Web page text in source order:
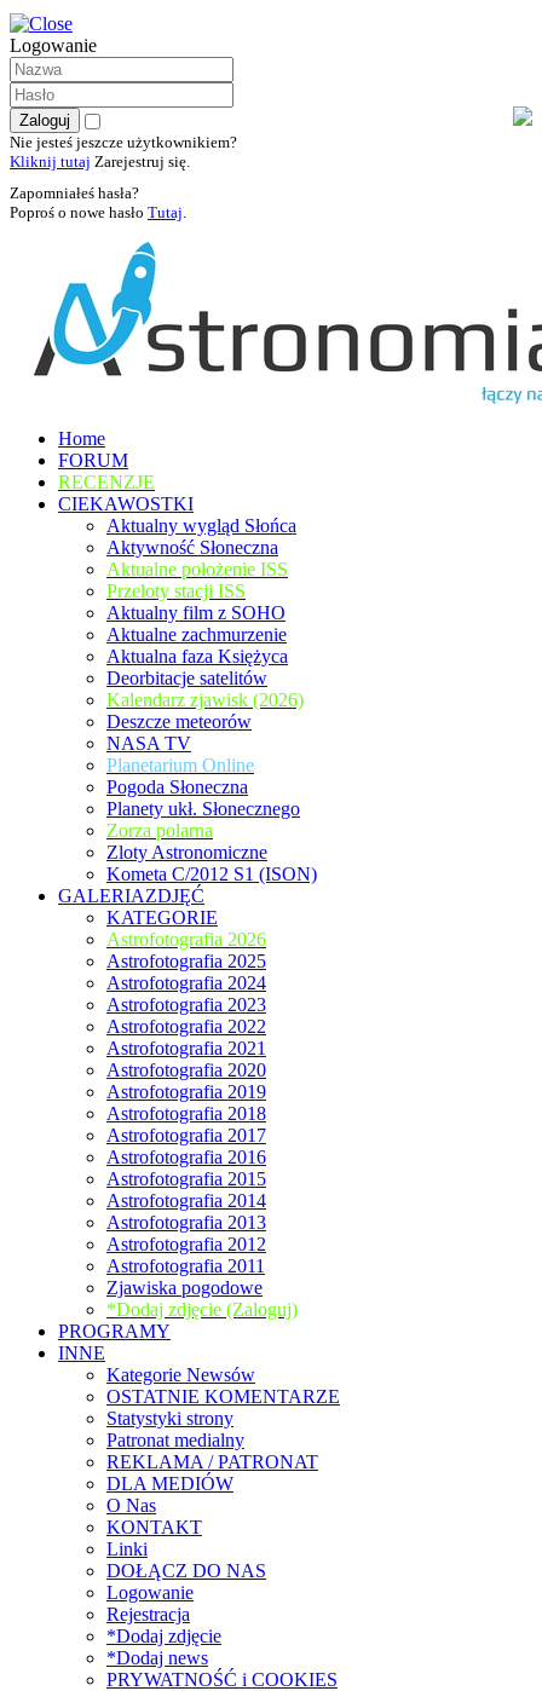
Logowanie
Nie jesteś jeszcze użytkownikiem?
Kliknij tutaj Zarejestruj się.
Zapomniałeś hasła?
Poproś o nowe hasło Tutaj.
Home
FORUM
RECENZJE
CIEKAWOSTKI
Aktualny wygląd Słońca
Aktywność Słoneczna
Aktualne położenie ISS
Przeloty stacji ISS
Aktualny film z SOHO
Aktualne zachmurzenie
Aktualna faza Księżyca
Deorbitacje satelitów
Kalendarz zjawisk (2026)
Deszcze meteorów
NASA TV
Planetarium Online
Pogoda Słoneczna
Planety ukł. Słonecznego
Zorza polarna
Zloty Astronomiczne
Kometa C/2012 S1 (ISON)
GALERIAZDJĘĆ
KATEGORIE
Astrofotografia 2026
Astrofotografia 2025
Astrofotografia 2024
Astrofotografia 2023
Astrofotografia 2022
Astrofotografia 2021
Astrofotografia 2020
Astrofotografia 2019
Astrofotografia 2018
Astrofotografia 2017
Astrofotografia 2016
Astrofotografia 2015
Astrofotografia 2014
Astrofotografia 2013
Astrofotografia 2012
Astrofotografia 2011
Zjawiska pogodowe
*Dodaj zdjęcie (Zaloguj)
PROGRAMY
INNE
Kategorie Newsów
OSTATNIE KOMENTARZE
Statystyki strony
Patronat medialny
REKLAMA / PATRONAT
DLA MEDIÓW
O Nas
KONTAKT
Linki
DOŁĄCZ DO NAS
Logowanie
Rejestracja
*Dodaj zdjęcie
*Dodaj news
PRYWATNOŚĆ i COOKIES